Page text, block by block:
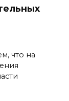
что на